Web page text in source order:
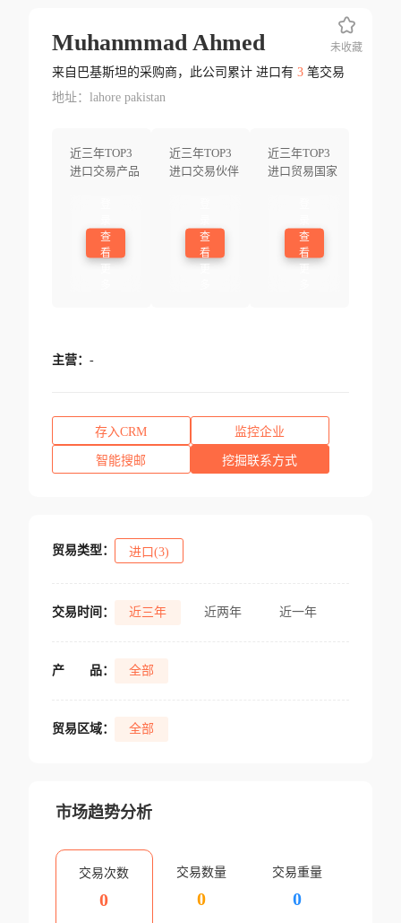
Muhanmmad Ahmed
来自巴基斯坦的采购商，此公司累计 进口有 3笔交易
地址：lahore pakistan
近三年TOP3
进口交易产品
查
看
近三年TOP3
进口交易伙伴
查
看
近三年TOP3
进口贸易国家
查
看
未收藏
主营： -
存入CRM 监控企业
智能搜邮 挖掘联系方式
贸易类型： 进口(3)
交易时间： 近三年 近两年 近一年
产 品： 全部
贸易区域： 全部
市场趋势分析
交易次数
0
交易数量
0
交易重量
0